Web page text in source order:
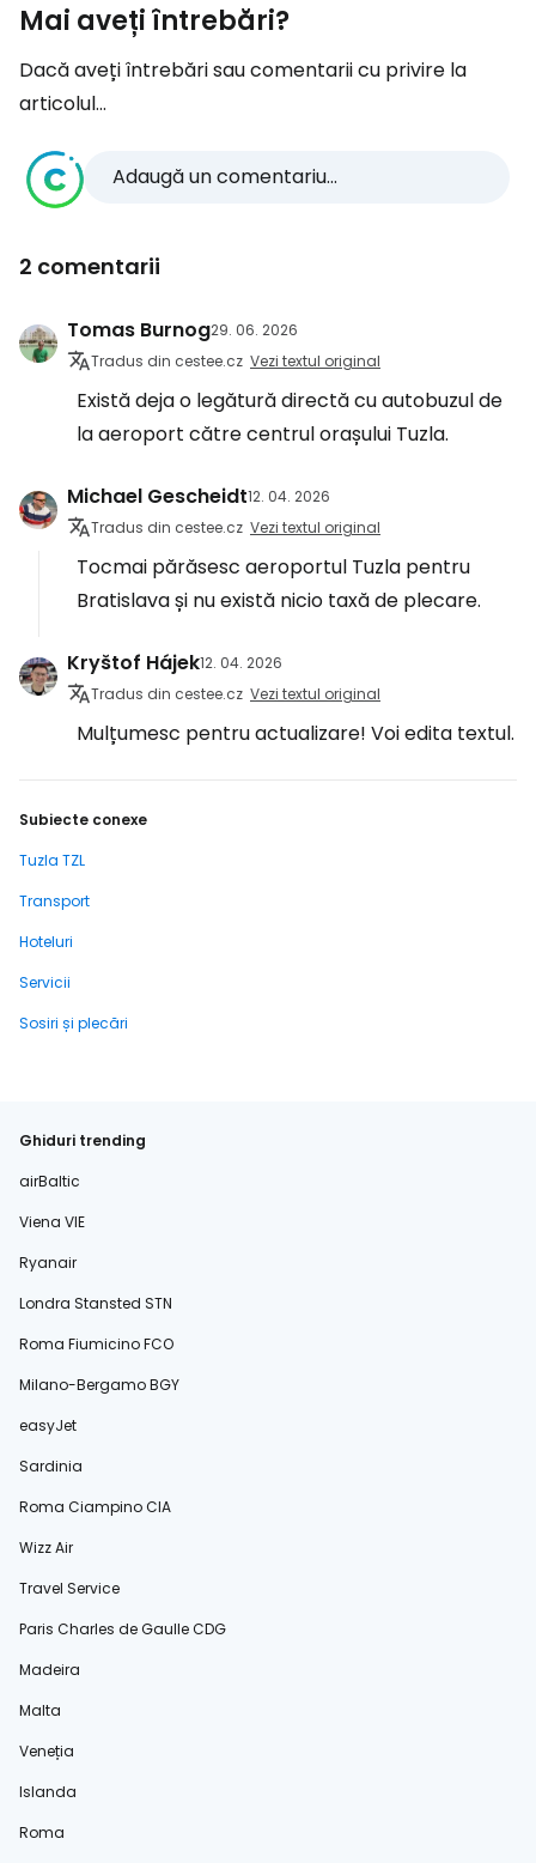
Mai aveți întrebări?
Dacă aveți întrebări sau comentarii cu privire la
articolul...
Adaugă un comentariu...
2 comentarii
Tomas Burnog29. 06. 2026
Tradus din cestee.cz Vezi textul original
Există deja o legătură directă cu autobuzul de
la aeroport către centrul orașului Tuzla.
Michael Gescheidt12. 04. 2026
Tradus din cestee.cz Vezi textul original
Tocmai părăsesc aeroportul Tuzla pentru
Bratislava și nu există nicio taxă de plecare.
Kryštof Hájek12. 04. 2026
Tradus din cestee.cz Vezi textul original
Mulțumesc pentru actualizare! Voi edita textul.
Subiecte conexe
Tuzla TZL
Transport
Hoteluri
Servicii
Sosiri și plecări
Ghiduri trending
airBaltic
Viena VIE
Ryanair
Londra Stansted STN
Roma Fiumicino FCO
Milano-Bergamo BGY
easyJet
Sardinia
Roma Ciampino CIA
Wizz Air
Travel Service
Paris Charles de Gaulle CDG
Madeira
Malta
Veneția
Islanda
Roma